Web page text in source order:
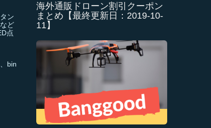
ン
ど
点
bin
海外通販ドローン割引クーポン
まとめ【最終更新日：2019-10-
11】